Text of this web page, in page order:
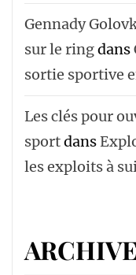
Gennady
sur le ringdans
sortie sportive
Les clés pour
sportdans
les exploits à